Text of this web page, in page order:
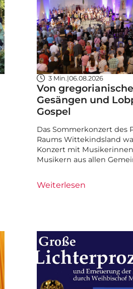
3 Min.|06.08.2026
Von
Gesängen und
Gospel
Das Sommerkonzert des
Raums Wittekindsland
Konzert mit
Musikern aus allen
Weiterlesen